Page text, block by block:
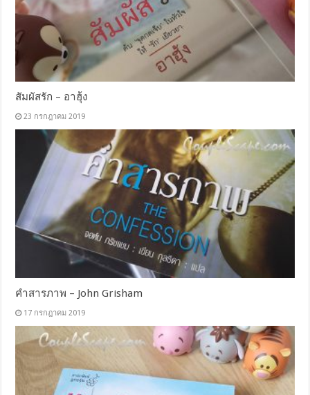
สัมผัสรัก – อาฮุ้ง
23 กรกฎาคม 2019
คำสารภาพ – John Grisham
17 กรกฎาคม 2019